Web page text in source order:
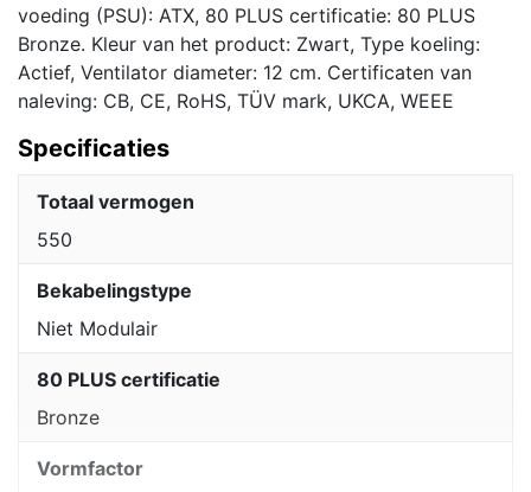
voeding (PSU): ATX, 80 PLUS certificatie: 80 PLUS
Bronze. Kleur van het product: Zwart, Type koeling:
Actief, Ventilator diameter: 12 cm. Certificaten van
naleving: CB, CE, RoHS, TÜV mark, UKCA, WEEE
Specificaties
Totaal vermogen
550
Bekabelingstype
Niet Modulair
80 PLUS certificatie
Bronze
Vormfactor